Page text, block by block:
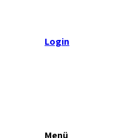
Login
Menü